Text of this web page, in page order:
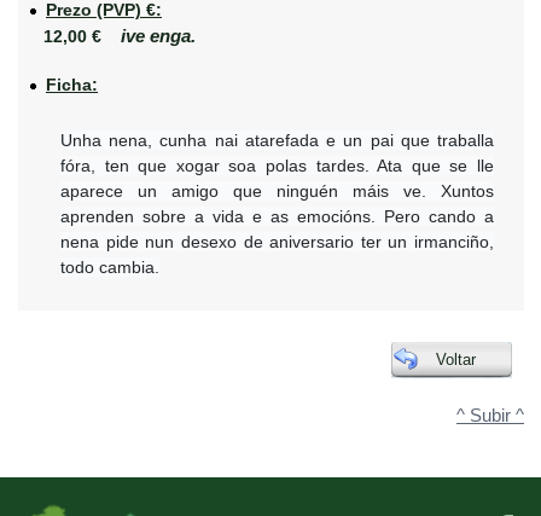
Prezo (PVP) €:
12,00 € ive enga.
Ficha:
Unha nena, cunha nai atarefada e un pai que traballa
fóra, ten que xogar soa polas tardes. Ata que se lle
aparece un amigo que ninguén máis ve. Xuntos
aprenden sobre a vida e as emocións. Pero cando a
nena pide nun desexo de aniversario ter un irmanciño,
todo cambia.
Voltar
^ Subir ^